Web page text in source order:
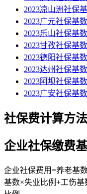
2023凉山洲社保
2023广元社保基数
2023乐山社保基数
2023甘孜社保基数
2023德阳社保基数
2023达州社保基数
2023阿坝社保基数
2023广安社保基数
社保费计算方法
企业社保缴费
企业社保费用=养老基
基数×失业比例+工伤